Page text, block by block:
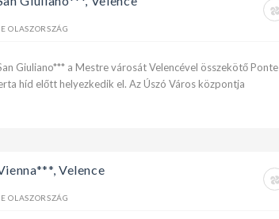
OLASZORSZÁG
Giuliano*** a Mestre városát Velencével összekötő Ponte
híd előtt helyezkedik el. Az Úszó Város központja
Velence
OLASZORSZÁG